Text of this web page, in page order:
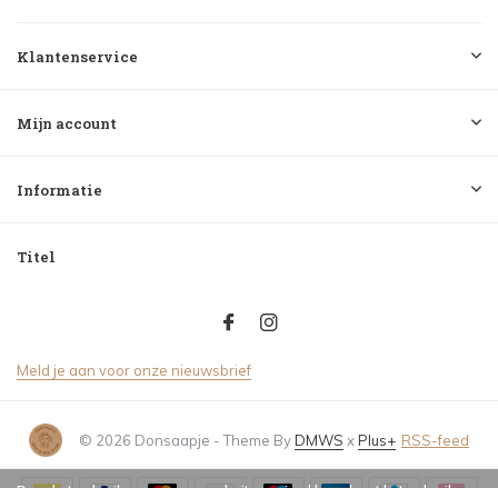
Klantenservice
Mijn account
Informatie
Titel
Meld je aan voor onze nieuwsbrief
© 2026 Donsaapje - Theme ByDMWS xPlus+ RSS-feed